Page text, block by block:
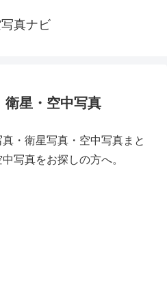
真ナビ
衛星・空中写真
・衛星写真・空中写真まと
写真をお探しの方へ。